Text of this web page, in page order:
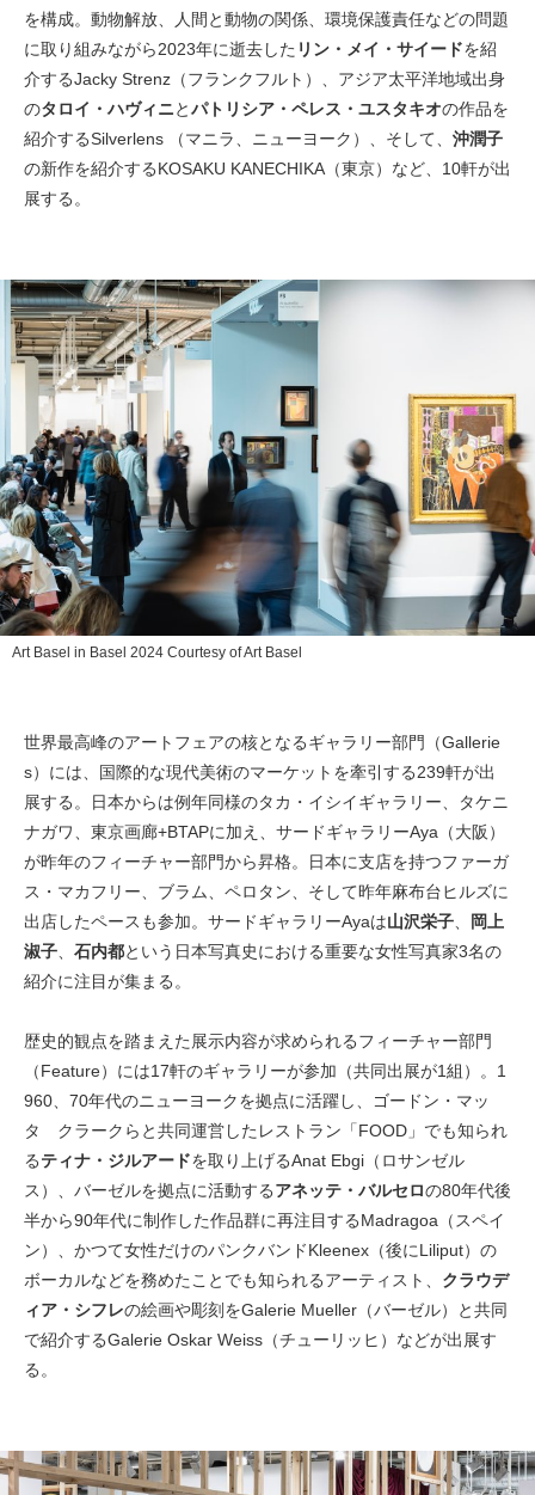
を構成。動物解放、人間と動物の関係、環境保護責任などの問題
に取り組みながら2023年に逝去した リン・メイ・サイードを紹
介するJacky Strenz（フランクフルト）、アジア太平洋地域出身
のタロイ・ハヴィニとパトリシア・ペレス・ユスタキオの作品を
紹介するSilverlens （マニラ、ニューヨーク）、そして、 沖潤子
の新作を紹介するKOSAKU KANECHIKA（東京）など、10軒が出
展する。
Art Basel in Basel 2024 Courtesy of Art Basel
世界最高峰のアートフェアの核となるギャラリー部門（Gallerie
s）には、国際的な現代美術のマーケットを牽引する239軒が出
展する。日本からは例年同様のタカ・イシイギャラリー、タケニ
ナガワ、東京画廊+BTAPに加え、サードギャラリーAya（大阪）
が昨年のフィーチャー部門から昇格。日本に支店を持つファーガ
ス・マカフリー、ブラム、ペロタン、そして昨年麻布台ヒルズに
出店したペースも参加。サードギャラリーAyaは山沢栄子、
岡上
淑子、 石内都という日本写真史における重要な女性写真家3名の
紹介に注目が集まる。
歴史的観点を踏まえた展示内容が求められるフィーチャー部門
（Feature）には17軒のギャラリーが参加（共同出展が1組）。1
960、70年代のニューヨークを拠点に活躍し、ゴードン・マッ
タ゠クラークらと共同運営したレストラン「FOOD」でも知られ
るティナ・ジルアードを取り上げるAnat Ebgi（ロサンゼル
ス）、バーゼルを拠点に活動するアネッテ・バルセロの80年代後
半から90年代に制作した作品群に再注目するMadragoa（スペイ
ン）、かつて女性だけのパンクバンドKleenex（後にLiliput）の
ボーカルなどを務めたことでも知られるアーティスト、 クラウデ
ィア・シフレの絵画や彫刻をGalerie Mueller（バーゼル）と共同
で紹介するGalerie Oskar Weiss（チューリッヒ）などが出展す
る。